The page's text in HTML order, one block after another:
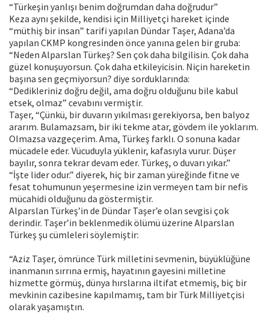
“Türkeşin yanlışı benim doğrumdan daha doğrudur”
Keza aynı şekilde, kendisi için Milliyetçi hareket içinde
“müthiş bir insan” tarifi yapılan Dündar Taşer, Adana’da
yapılan CKMP kongresinden önce yanına gelen bir gruba:
“Neden Alparslan Türkeş? Sen çok daha bilgilisin. Çok daha
güzel konuşuyorsun. Çok daha etkileyicisin. Niçin hareketin
başına sen geçmiyorsun? diye sorduklarında:
“Dedikleriniz doğru değil, ama doğru olduğunu bile kabul
etsek, olmaz” cevabını vermiştir.
Taşer, “Çünkü, bir duvarın yıkılması gerekiyorsa, ben balyoz
ararım. Bulamazsam, bir iki tekme atar, gövdem ile yoklarım.
Olmazsa vazgeçerim. Ama, Türkeş farklı. O sonuna kadar
mücadele eder. Vücuduyla yüklenir, kafasıyla vurur. Düşer
bayılır, sonra tekrar devam eder. Türkeş, o duvarı yıkar.”
“İşte lider odur.” diyerek, hiç bir zaman yüreğinde fitne ve
fesat tohumunun yeşermesine izin vermeyen tam bir nefis
mücahidi olduğunu da göstermiştir.
Alparslan Türkeş’in de Dündar Taşer’e olan sevgisi çok
derindir. Taşer’in beklenmedik ölümü üzerine Alparslan
Türkeş şu cümleleri söylemiştir:
“Aziz Taşer, ömrünce Türk milletini sevmenin, büyüklüğüne
inanmanın sırrına ermiş, hayatının gayesini milletine
hizmette görmüş, dünya hırslarına iltifat etmemiş, biç bir
mevkinin cazibesine kapılmamış, tam bir Türk Milliyetçisi
olarak yaşamıştın.